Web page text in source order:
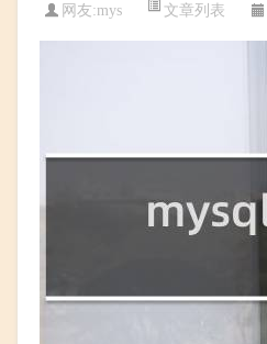
网友:mys 文章列表